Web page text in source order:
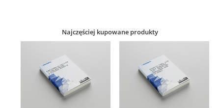
Najczęściej kupowane produkty